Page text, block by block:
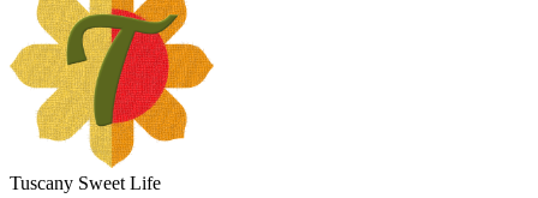
Tuscany Sweet Life